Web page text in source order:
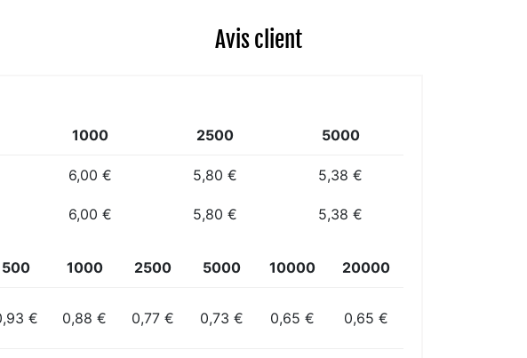
Avis client
1000 2500 5000
6,00 € 5,80 € 5,38 €
6,00 € 5,80 € 5,38 €
500 1000 2500 5000 10000 20000
€ 0,88 € 0,77 € 0,73 € 0,65 € 0,65 €